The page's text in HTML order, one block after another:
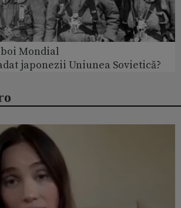
Mondial
japonezii Uniunea Sovietică?